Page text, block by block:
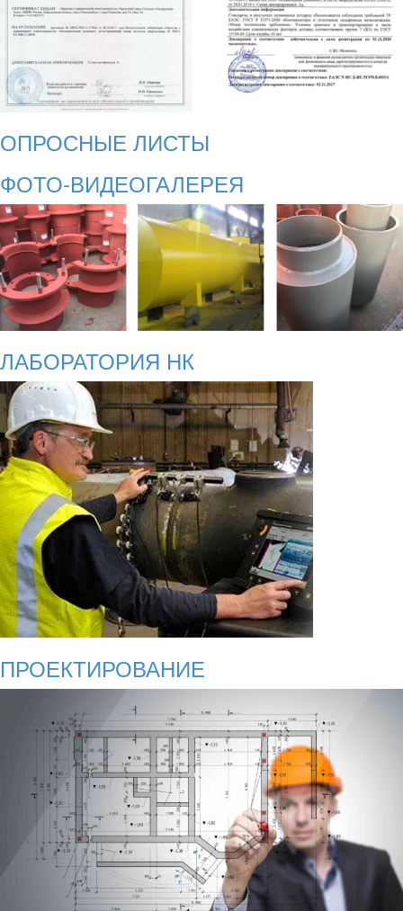
ОПРОСНЫЕ ЛИСТЫ
ФОТО-ВИДЕОГАЛЕРЕЯ
ЛАБОРАТОРИЯ НК
ПРОЕКТИРОВАНИЕ